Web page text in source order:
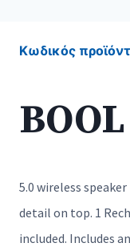
Κωδικός
BOOL
5.0 wireless
detail on top. 1
included. Includes